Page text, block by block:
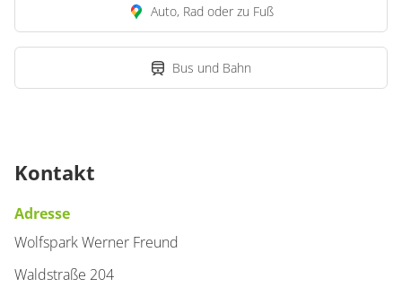
Auto, Rad oder zu Fuß
Bus und Bahn
Kontakt
Adresse
Wolfspark Werner Freund
Waldstraße 204